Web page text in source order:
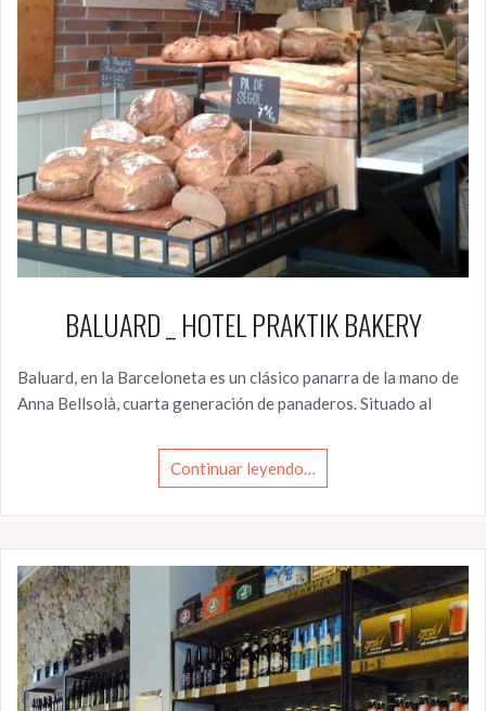
BALUARD _ HOTEL PRAKTIK BAKERY
Baluard, en la Barceloneta es un clásico panarra de la mano de
Anna Bellsolà, cuarta generación de panaderos. Situado al
Continuar leyendo…